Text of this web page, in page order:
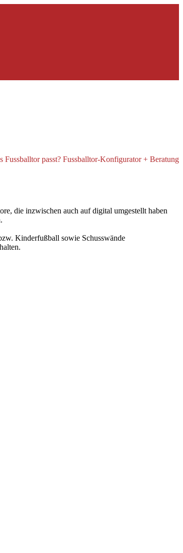
die inzwischen auch auf digital umgestellt haben
Kinderfußball sowie Schusswände